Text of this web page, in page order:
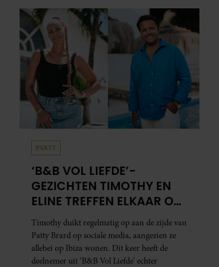
PARTY
‘B&B VOL LIEFDE’-
GEZICHTEN TIMOTHY EN
ELINE TREFFEN ELKAAR OP
IBIZA
Timothy duikt regelmatig op aan de zijde van
Patty Brard op sociale media, aangezien ze
allebei op Ibiza wonen. Dit keer heeft de
deelnemer uit ‘B&B Vol Liefde’ echter